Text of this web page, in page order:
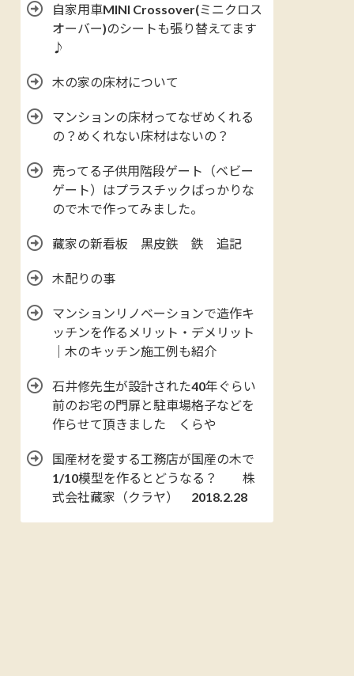
自家用車MINI Crossover(ミニクロス
オーバー)のシートも張り替えてます
♪
木の家の床材について
マンションの床材ってなぜめくれる
の？めくれない床材はないの？
売ってる子供用階段ゲート（ベビー
ゲート）はプラスチックばっかりな
ので木で作ってみました。
藏家の新看板 黒皮鉄 鉄 追記
木配りの事
マンションリノベーションで造作キ
ッチンを作るメリット・デメリット
｜木のキッチン施工例も紹介
石井修先生が設計された40年ぐらい
前のお宅の門扉と駐車場格子などを
作らせて頂きました くらや
国産材を愛する工務店が国産の木で
1/10模型を作るとどうなる？ 株
式会社藏家（クラヤ） 2018.2.28